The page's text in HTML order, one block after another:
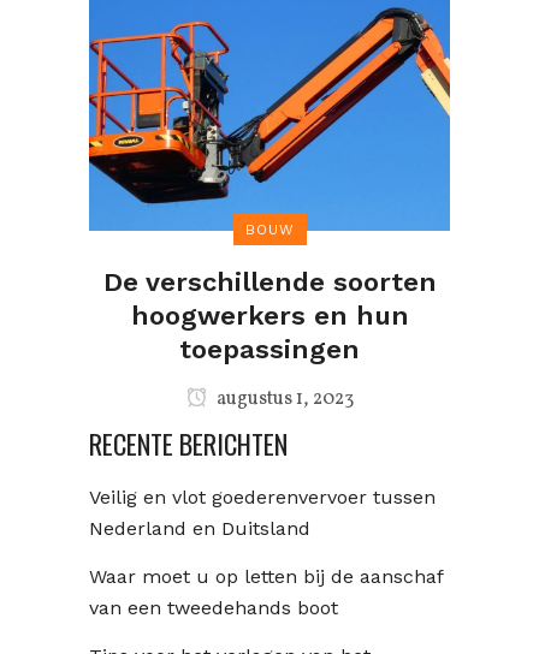
BOUW
De verschillende soorten
hoogwerkers en hun
toepassingen
augustus 1, 2023
RECENTE BERICHTEN
Veilig en vlot goederenvervoer tussen
Nederland en Duitsland
Waar moet u op letten bij de aanschaf
van een tweedehands boot